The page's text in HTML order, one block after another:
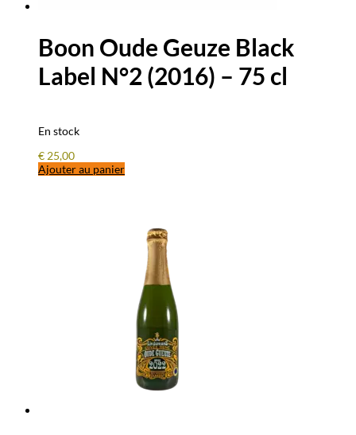
Boon Oude Geuze Black
Label N°2 (2016) – 75 cl
En stock
€ 25,00
Ajouter au panier